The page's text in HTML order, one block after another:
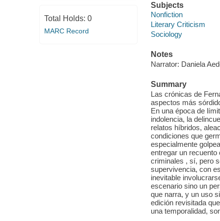
Total Holds: 0
MARC Record
Subjects
Nonfiction
Literary Criticism
Sociology
Notes
Narrator: Daniela
Summary
Las crónicas de
aspectos más
En una época de
indolencia, la
relatos híbridos,
condiciones que
especialmente
entregar un
criminales , sí, pero
supervivencia, con
inevitable
escenario sino un
que narra, y un uso
edición revisitada
una temporalidad,